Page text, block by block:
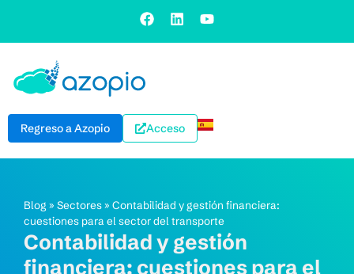
Regreso a Azopio Acceso
Blog » Sectores» Contabilidad y gestión financiera:
cuestiones para el sector del transporte
Contabilidad y gestión
financiera: cuestiones para el